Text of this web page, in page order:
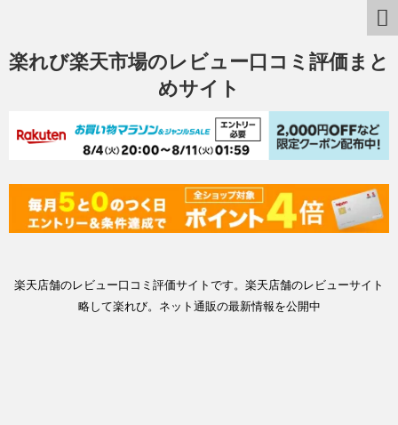
楽れび楽天市場のレビュー口コミ評価まと
めサイト
楽天店舗のレビュー口コミ評価サイトです。楽天店舗のレビューサイト
略して楽れび。ネット通販の最新情報を公開中